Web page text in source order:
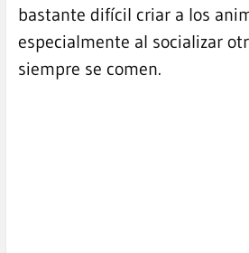
bastante difícil criar a los
especialmente al socializar
siempre se comen.